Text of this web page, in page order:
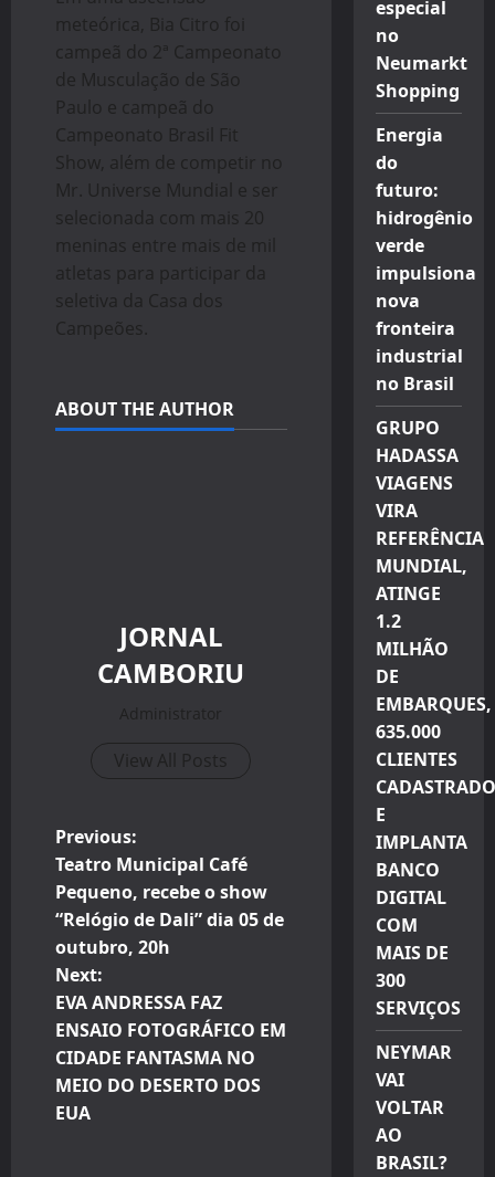
meteórica, Bia Citro foi
campeã do 2ª Campeonato
de Musculação de São
Paulo e campeã do
Campeonato Brasil Fit
Show, além de competir no
Mr. Universe Mundial e ser
selecionada com mais 20
meninas entre mais de mil
atletas para participar da
seletiva da Casa dos
Campeões.
ABOUT THE AUTHOR
JORNAL
CAMBORIU
Administrator
View All Posts
P
o
s
t
n
a
v
Previous:
Teatro Municipal Café
Pequeno, recebe o show
“Relógio de Dali” dia 05 de
outubro, 20h
Next:
EVA ANDRESSA FAZ
ENSAIO FOTOGRÁFICO EM
CIDADE FANTASMA NO
MEIO DO DESERTO DOS
EUA
especial
no
Neumarkt
Shopping
Energia
do
futuro:
hidrogênio
verde
impulsiona
nova
fronteira
industrial
no Brasil
GRUPO
HADASSA
VIAGENS
VIRA
REFERÊNCIA
MUNDIAL,
ATINGE
1.2
MILHÃO
DE
EMBARQUES,
635.000
CLIENTES
E
IMPLANTA
BANCO
DIGITAL
COM
MAIS DE
300
SERVIÇOS
NEYMAR
VAI
VOLTAR
AO
BRASIL?